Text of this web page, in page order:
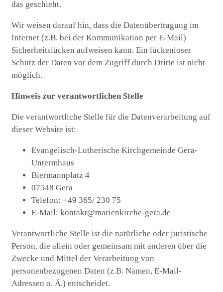
das geschieht.
Wir weisen darauf hin, dass die Datenübertragung im
Internet (z.B. bei der Kommunikation per E-Mail)
Sicherheitslücken aufweisen kann. Ein lückenloser
Schutz der Daten vor dem Zugriff durch Dritte ist nicht
möglich.
Hinweis zur verantwortlichen Stelle
Die verantwortliche Stelle für die Datenverarbeitung auf
dieser Website ist:
Evangelisch-Lutherische Kirchgemeinde Gera-
Untermhaus
Biermannplatz 4
07548 Gera
Telefon: +49 365/ 230 75
E-Mail: kontakt@marienkirche-gera.de
Verantwortliche Stelle ist die natürliche oder juristische
Person, die allein oder gemeinsam mit anderen über die
Zwecke und Mittel der Verarbeitung von
personenbezogenen Daten (z.B. Namen, E-Mail-
Adressen o. Ä.) entscheidet.